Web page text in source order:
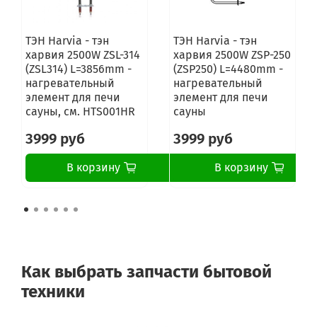
ТЭН Harvia - тэн
харвия 2500W ZSL-314
(ZSL314) L=3856mm -
нагревательный
элемент для печи
сауны, см. HTS001HR
3999 руб
В корзину
ТЭН Harvia - тэн
харвия 2500W ZSP-250
(ZSP250) L=4480mm -
нагревательный
элемент для печи
сауны
3999 руб
В корзину
Как выбрать запчасти бытовой
техники